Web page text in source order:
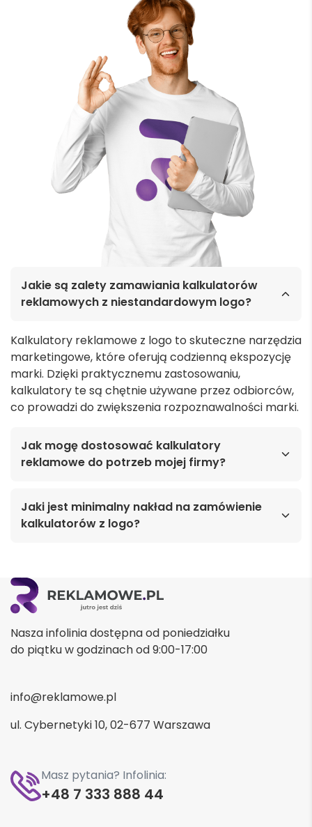
Jakie są zalety zamawiania kalkulatorów
reklamowych z niestandardowym logo?
Kalkulatory reklamowe z logo to skuteczne narzędzia
marketingowe, które oferują codzienną ekspozycję
marki. Dzięki praktycznemu zastosowaniu,
kalkulatory te są chętnie używane przez odbiorców,
co prowadzi do zwiększenia rozpoznawalności marki.
Jak mogę dostosować kalkulatory
reklamowe do potrzeb mojej firmy?
Jaki jest minimalny nakład na zamówienie
kalkulatorów z logo?
Nasza infolinia dostępna od poniedziałku
do piątku w godzinach od 9:00-17:00
info@reklamowe.pl
ul. Cybernetyki 10, 02-677 Warszawa
Masz pytania? Infolinia:
+48 7 333 888 44